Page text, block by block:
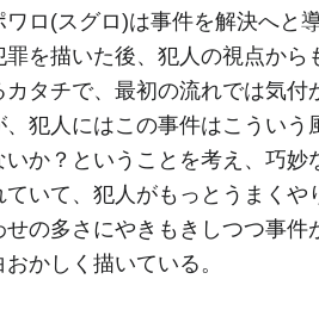
ロ(スグロ)は事件を解決へと
を描いた後、犯人の視点から
タチで、最初の流れでは気付
犯人にはこの事件はこういう
か？ということを考え、巧妙
ていて、犯人がもっとうまくや
の多さにやきもきしつつ事件
かしく描いている。